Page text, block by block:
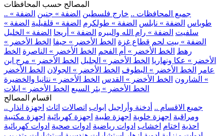
المصالح حسب المحافظات
.. جميع المحافظات .. خارج فلسطين الضفة » جنين الضفة »
طوباس الضفة » نابلس الضفة » طولكرم الضفة » قلقيلية الضفة »
سلفيت الضفة » رام الله والبيره الضفة » أريحا الضفة » الخليل
الضفة » بيت لحم قطاع غزة الخط الأخضر » حيفا الخط الأخضر »
رهط الخط الأخضر » أم الفحم الخط الأخضر » الناصرة الخط
الأخضر » عكا ونهاريا الخط الأخضر » الجليل الخط الأخضر » مرج ابن
عامر
الخط الأخضر » البطوف الخط الأخضر » الجولان الخط الأخضر
» الشارون الخط الأخضر » القدس الخط الأخضر » نتانيا والخضيرة
الخط الأخضر » بئر السبع الخط الأخضر » ايلات
اقسام المصالح
.. جميع الاقسام .. أدخنة وأراجيل ابواب اتصالات اثاث اجهزة انذار
ومراقبة اجهزة خلوية اجهزة طبية اجهزة كهربائية اجهزة مكتبية
احذية اختام اخشاب ادوات رياضية ادوات صحية ادوات كهربائية